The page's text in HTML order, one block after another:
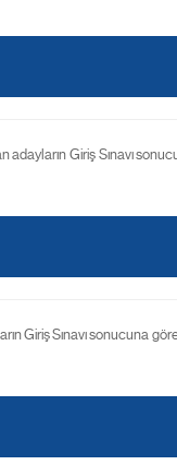
adayların Giriş Sınavı
Giriş Sınavı sonucuna